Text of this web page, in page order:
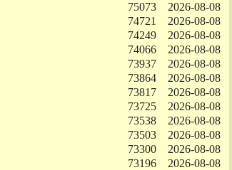
75073
2026-08-08
74721
2026-08-08
74249
2026-08-08
74066
2026-08-08
73937
2026-08-08
73864
2026-08-08
73817
2026-08-08
73725
2026-08-08
73538
2026-08-08
73503
2026-08-08
73300
2026-08-08
73196
2026-08-08